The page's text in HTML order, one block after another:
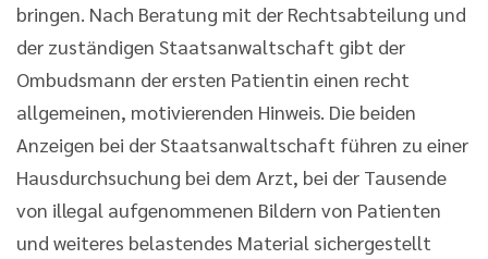
bringen. Nach Beratung mit der Rechtsabteilung und
der zuständigen Staatsanwaltschaft gibt der
Ombudsmann der ersten Patientin einen recht
allgemeinen, motivierenden Hinweis. Die beiden
Anzeigen bei der Staatsanwaltschaft führen zu einer
Hausdurchsuchung bei dem Arzt, bei der Tausende
von illegal aufgenommenen Bildern von Patienten
und weiteres belastendes Material sichergestellt